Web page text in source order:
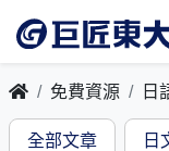
免費資源 日
全部文章 日